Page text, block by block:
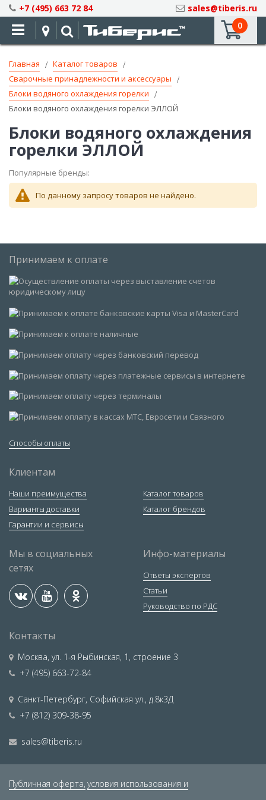
Skip
to
Content
+7 (495) 663 72 84
sales@tiberis.ru
0
Главная
Каталог товаров
Сварочные принадлежности и аксессуары
Блоки водяного охлаждения горелки
Блоки водяного охлаждения горелки ЭЛЛОЙ
Блоки водяного охлаждения
горелки ЭЛЛОЙ
Популярные бренды:
По данному запросу товаров не найдено.
Принимаем к оплате
Способы оплаты
Клиентам
Наши преимущества
Варианты доставки
Гарантии и сервисы
Каталог товаров
Каталог брендов
Мы в социальных
сетях
Инфо-материалы
Ответы экспертов
Статьи
Руководство по РДС
Контакты
Москва, ул. 1-я Рыбинская, 1, строение 3
+7 (495) 663-72-84
Санкт-Петербург, Софийская ул., д.8к3Д
+7 (812) 309-38-95
sales@tiberis.ru
Публичная оферта, условия использования и